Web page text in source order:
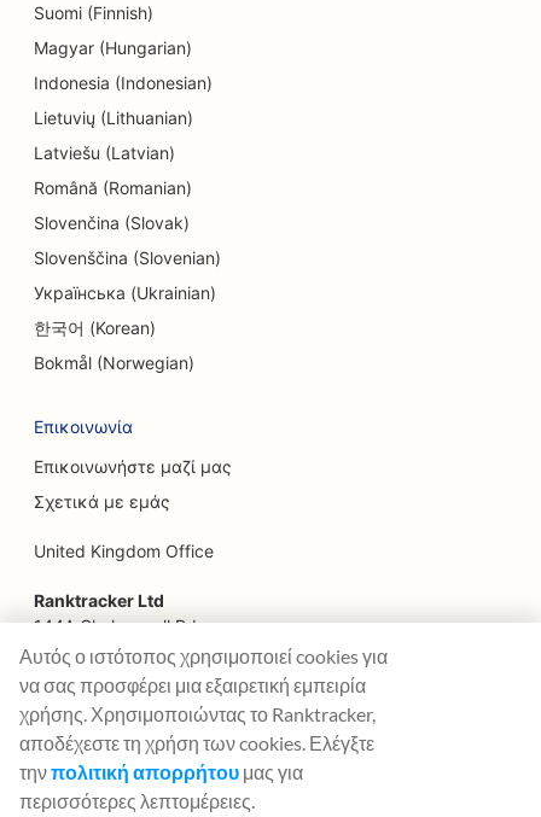
SEO για καταστήματα ηλεκτρονικών ειδών
SEO για τεχνικές εταιρείες
SEO για ενδοδοντολόγους
EO για εθνοτικά εστιατόρια
SEO για δωμάτια απόδρασης
SEO για υπηρεσίες Facelift
SEO για οικονομικούς σχεδιαστές
SEO για εστιατόρια γρήγορου φαγητού
SEO για ανθοπωλεία
SEO για εστιατόρια υψηλής γαστρονομίας
SEO για χρηματοπιστωτικές υπηρεσίες
SEO για Food Courts
SEO για γαλλικά ζαχαροπλαστεία
SEO για φορτηγά τροφίμων
Suomi (Finnish)
Magyar (Hungarian)
Indonesia (Indonesian)
Lietuvių (Lithuanian)
Latviešu (Latvian)
Română (Romanian)
Slovenčina (Slovak)
Slovenščina (Slovenian)
Українська (Ukrainian)
한국어 (Korean)
Bokmål (Norwegian)
Επικοινωνία
Επικοινωνήστε μαζί μας
Σχετικά με εμάς
United Kingdom Office
Ranktracker Ltd
144A Clerkenwell Rd
London, EC1R 5DF
Company No: 08820809
felix@ranktracker.com
2015 -2026© Ranktracker. All Rights Reserved.
Αυτός ο ιστότοπος χρησιμοποιεί cookies για
να σας προσφέρει μια εξαιρετική εμπειρία
χρήσης. Χρησιμοποιώντας το Ranktracker,
αποδέχεστε τη χρήση των cookies. Ελέγξτε
τηνπολιτική απορρήτου μας για
περισσότερες λεπτομέρειες.